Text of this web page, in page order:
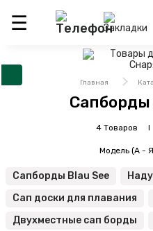
Главная
4 Товаров I
Сапборды Blau See
Сап доски для плавания
Двухместные сап борды